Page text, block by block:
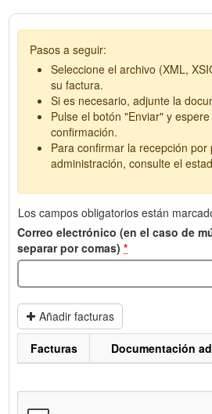
Pasos a seguir:
Seleccione el archivo (XML,
su factura.
Si es necesario, adjunte la
Pulse el botón "Enviar" y
confirmación.
Para confirmar la recepción por
administración, consulte el
Los campos obligatorios están
Correo electrónico (en el caso de
separar por comas) *
Añadir facturas
Facturas Documentación